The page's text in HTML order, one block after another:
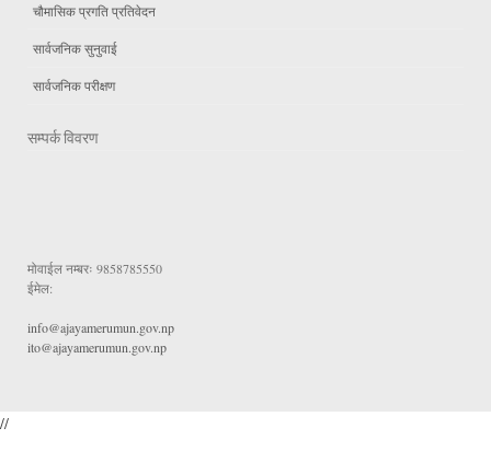
चौमासिक प्रगति प्रतिवेदन
सार्वजनिक सुनुवाई
सार्वजनिक परीक्षण
सम्पर्क विवरण
मोवाईल नम्बरः 9858785550
ईमेल:
info@ajayamerumun.gov.np
ito@ajayamerumun.gov.np
//